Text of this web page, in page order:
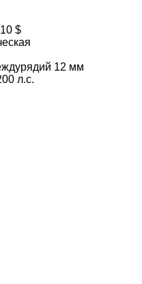
$
12 мм
л.с.